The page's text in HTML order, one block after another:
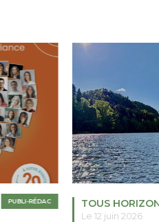
PUBLI-RÉDAC TOUS
Le 12 juin 2026